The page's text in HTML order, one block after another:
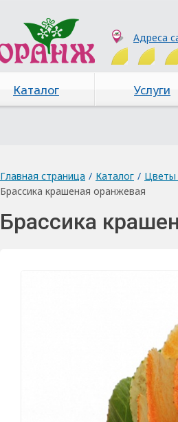
Адреса
Каталог Услуги
Главная страница / Каталог / Цветы
Брассика крашеная оранжевая
Брассика